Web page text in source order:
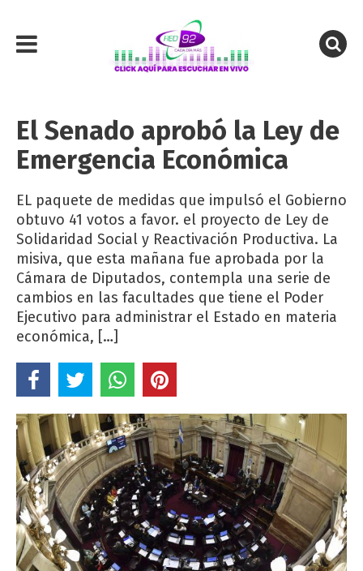
El Senado aprobó la Ley de
Emergencia Económica
EL paquete de medidas que impulsó el Gobierno
obtuvo 41 votos a favor. el proyecto de Ley de
Solidaridad Social y Reactivación Productiva. La
misiva, que esta mañana fue aprobada por la
Cámara de Diputados, contempla una serie de
cambios en las facultades que tiene el Poder
Ejecutivo para administrar el Estado en materia
económica, […]